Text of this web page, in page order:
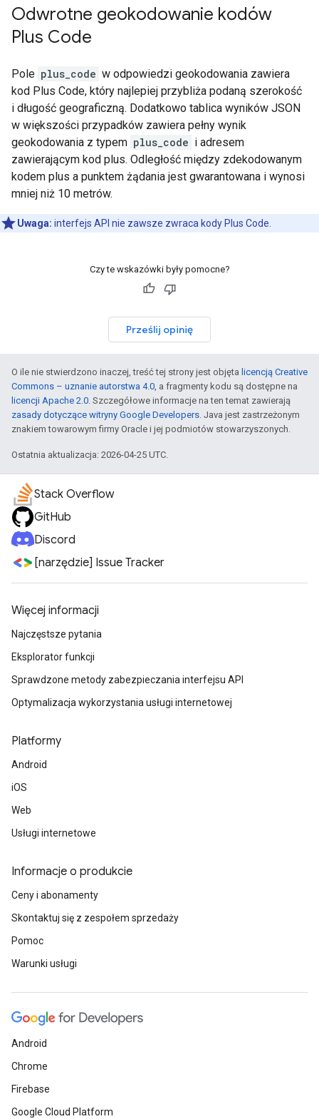
Odwrotne geokodowanie kodów
Plus Code
Pole plus_code w odpowiedzi geokodowania zawiera
kod Plus Code, który najlepiej przybliża podaną szerokość
i długość geograficzną. Dodatkowo tablica wyników JSON
w większości przypadków zawiera pełny wynik
geokodowania z typem plus_code i adresem
zawierającym kod plus. Odległość między zdekodowanym
kodem plus a punktem żądania jest gwarantowana i wynosi
mniej niż 10 metrów.
Uwaga: interfejs API nie zawsze zwraca kody Plus Code.
Czy te wskazówki były pomocne?
Prześlij opinię
O ile nie stwierdzono inaczej, treść tej strony jest objęta licencją Creative
Commons – uznanie autorstwa 4.0, a fragmenty kodu są dostępne na
licencji Apache 2.0. Szczegółowe informacje na ten temat zawierają
zasady dotyczące witryny Google Developers. Java jest zastrzeżonym
znakiem towarowym firmy Oracle i jej podmiotów stowarzyszonych.
Ostatnia aktualizacja: 2026-04-25 UTC.
Stack Overflow
GitHub
Discord
[narzędzie] Issue Tracker
Więcej informacji
Najczęstsze pytania
Eksplorator funkcji
Sprawdzone metody zabezpieczania interfejsu API
Optymalizacja wykorzystania usługi internetowej
Platformy
Android
iOS
Web
Usługi internetowe
Informacje o produkcie
Ceny i abonamenty
Skontaktuj się z zespołem sprzedaży
Pomoc
Warunki usługi
Android
Chrome
Firebase
Google Cloud Platform